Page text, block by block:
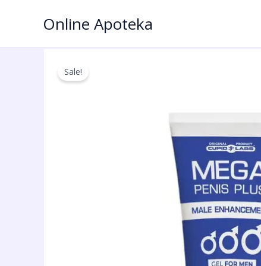
Online Apoteka
Sale!